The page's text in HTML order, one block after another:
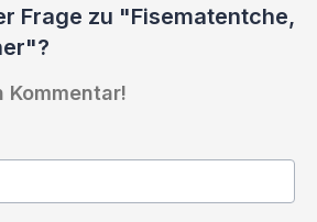
Frage zu "Fisematentche,
Kommentar!